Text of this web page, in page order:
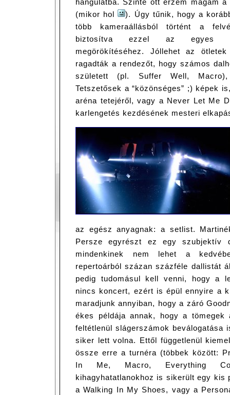
(mikor hol
). Úgy tűnik, hogy a
több kameraállásból történt a
biztosítva ezzel az egyes
megörökítéséhez. Jóllehet az
ragadták a rendezőt, hogy számos
született (pl. Suffer Well, Macro),
Tetszetősek a “közönséges” ;) képek
aréna tetejéről, vagy a Never Let Me
karlengetés kezdésének mesteri
az egész anyagnak: a setlist.
Persze egyrészt ez egy szubjektív
mindenkinek nem lehet a
repertoárból százan százféle dallistát
pedig tudomásul kell venni, hogy a
nincs koncert, ezért is épül ennyire a
maradjunk annyiban, hogy a záró
ékes példája annak, hogy a
feltétlenül slágerszámok beválogatása
siker lett volna. Ettől függetlenül
össze erre a turnéra (többek között:
In Me, Macro, Everything
kihagyhatatlanokhoz is sikerült egy kis
a Walking In My Shoes, vagy a